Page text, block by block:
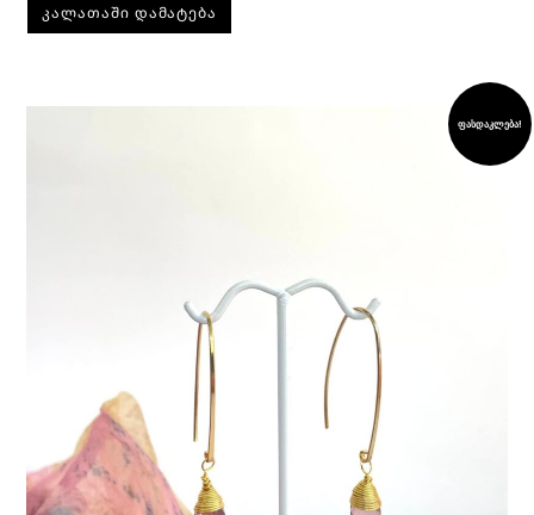
ᲙᲐᲚᲐᲗᲐᲨᲘ ᲓᲐᲛᲐᲢᲔᲑᲐ
ფასდაკლება!